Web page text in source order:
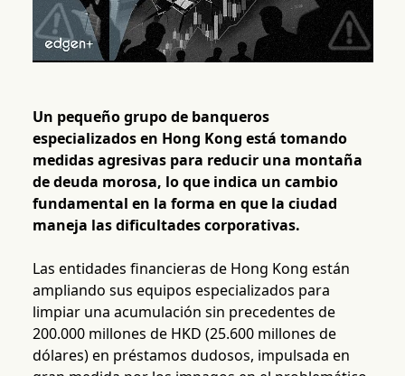
Un pequeño grupo de banqueros
especializados en Hong Kong está tomando
medidas agresivas para reducir una montaña
de deuda morosa, lo que indica un cambio
fundamental en la forma en que la ciudad
maneja las dificultades corporativas.
Las entidades financieras de Hong Kong están
ampliando sus equipos especializados para
limpiar una acumulación sin precedentes de
200.000 millones de HKD (25.600 millones de
dólares) en préstamos dudosos, impulsada en